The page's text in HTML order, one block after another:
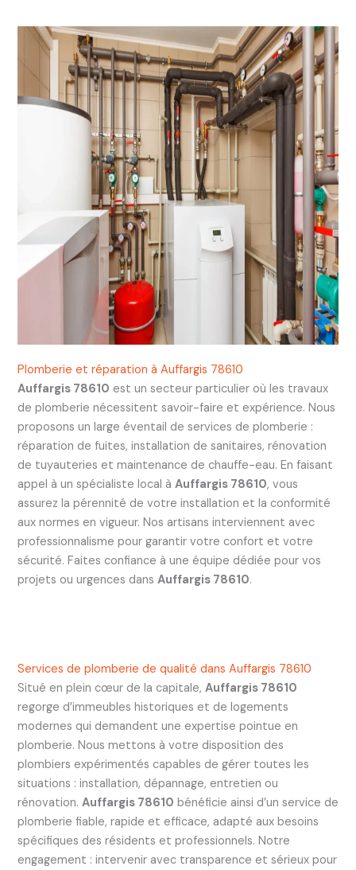
Plomberie et réparation à Auffargis 78610
Auffargis 78610 est un secteur particulier où les travaux
de plomberie nécessitent savoir-faire et expérience. Nous
proposons un large éventail de services de plomberie :
réparation de fuites, installation de sanitaires, rénovation
de tuyauteries et maintenance de chauffe-eau. En faisant
appel à un spécialiste local à Auffargis 78610, vous
assurez la pérennité de votre installation et la conformité
aux normes en vigueur. Nos artisans interviennent avec
professionnalisme pour garantir votre confort et votre
sécurité. Faites confiance à une équipe dédiée pour vos
projets ou urgences dans Auffargis 78610.
Services de plomberie de qualité dans Auffargis 78610
Situé en plein cœur de la capitale, Auffargis 78610
regorge d’immeubles historiques et de logements
modernes qui demandent une expertise pointue en
plomberie. Nous mettons à votre disposition des
plombiers expérimentés capables de gérer toutes les
situations : installation, dépannage, entretien ou
rénovation. Auffargis 78610 bénéficie ainsi d’un service de
plomberie fiable, rapide et efficace, adapté aux besoins
spécifiques des résidents et professionnels. Notre
engagement : intervenir avec transparence et sérieux pour